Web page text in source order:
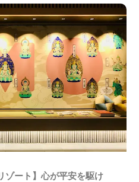
ゾート】心が平安を駆け